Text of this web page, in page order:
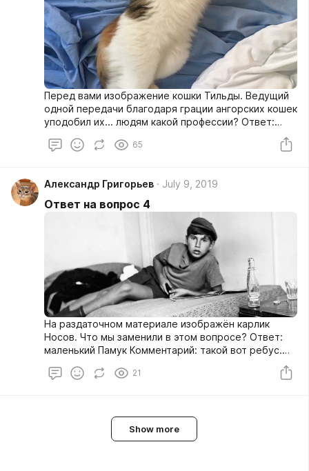
Перед вами изображение кошки Тильды. Ведущий
одной передачи благодаря грации ангорских кошек
уподобил их... людям какой профессии? Ответ:
кого-то грациозного сравнивают с балеринами.
Подозревается, что есть также родство с
турецкими ванами. Но это другая история.
Источник: документальный сериал про кошек
65
Александр Григорьев July 9, 2019
Ответ на вопрос 4
На раздаточном материале изображён карлик
Носов. Что мы заменили в этом вопросе? Ответ:
маленький Памук Комментарий: такой вот ребус.
Источник: https://lithub.com/you-can-never-go-back-
on-loving-childrens-books-as-an-adult/
21
Show more